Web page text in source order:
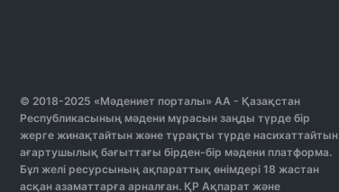
© 2018-2025 «Мәдениет порталы» АА - Қазақстан
Республикасының мәдени мұрасын заңды түрде бір
жерге жинақтайтын және тұрақты түрде насихаттайтын
ағартушылық бағыттағы бірден-бір мәдени платформа.
Бұл желі ресурсының ақпараттық өнімдері 18 жастан
асқан азаматтарға арналған. ҚР Ақпарат және